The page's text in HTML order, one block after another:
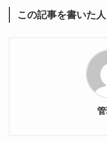
この記事を書いた人